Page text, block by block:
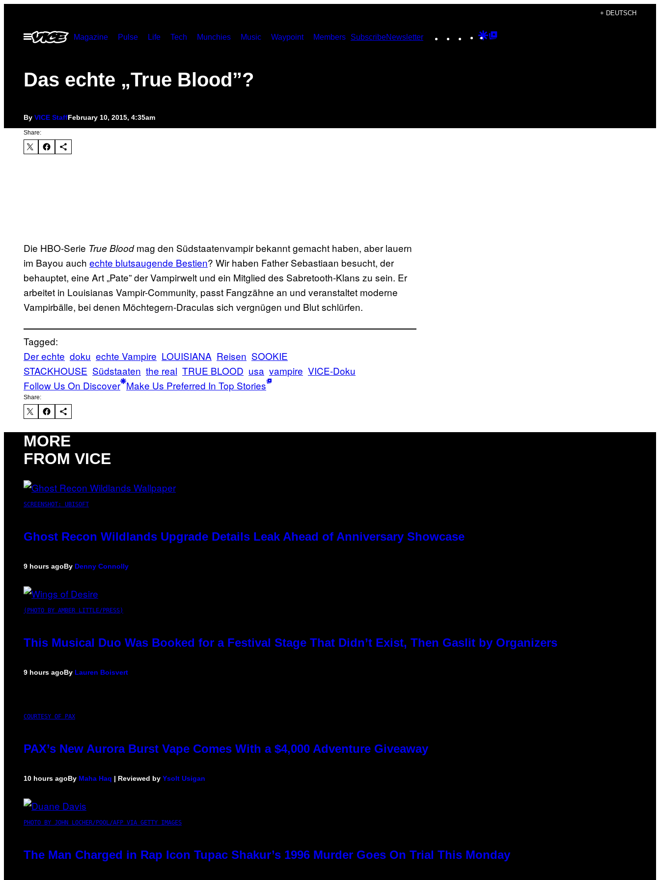
content
+ DEUTSCH
Open
Menu
Magazine Pulse Life Tech Munchies Music Waypoint Members SubscribeNewsletter Instagram
TikTokYouTube
Google
Das echte „True Blood”?
By VICE StaffFebruary 10, 2015, 4:35am
Share:
Die HBO-Serie True Bloodmag den Südstaatenvampir bekannt gemacht haben, aber lauern
im Bayou auch echte blutsaugende Bestien? Wir haben Father Sebastiaan besucht, der
behauptet, eine Art „Pate” der Vampirwelt und ein Mitglied des Sabretooth-Klans zu sein. Er
arbeitet in Louisianas Vampir-Community, passt Fangzähne an und veranstaltet moderne
Vampirbälle, bei denen Möchtegern-Draculas sich vergnügen und Blut schlürfen.
Tagged:
Der echte doku echte Vampire LOUISIANA Reisen SOOKIE
STACKHOUSE Südstaaten the real TRUE BLOOD usa vampire VICE-Doku
Follow Us On Discover Make Us Preferred In Top Stories
Share:
MORE
FROM VICE
SCREENSHOT: UBISOFT
Ghost Recon Wildlands Upgrade Details Leak Ahead of Anniversary Showcase
9 hours agoBy Denny Connolly
(PHOTO BY AMBER LITTLE/PRESS)
This Musical Duo Was Booked for a Festival Stage That Didn’t Exist, Then Gaslit by Organizers
9 hours agoBy Lauren Boisvert
COURTESY OF PAX
PAX’s New Aurora Burst Vape Comes With a $4,000 Adventure Giveaway
10 hours agoBy Maha Haq | Reviewed by Ysolt Usigan
PHOTO BY JOHN LOCHER/POOL/AFP VIA GETTY IMAGES
The Man Charged in Rap Icon Tupac Shakur’s 1996 Murder Goes On Trial This Monday